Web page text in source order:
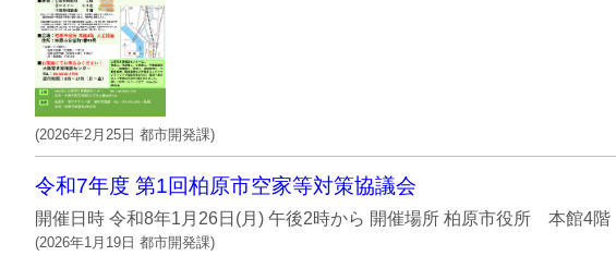
(2026年2月25日 都市開発課)
令和7年度 第1回柏原市空家等対策協議会
開催日時 令和8年1月26日(月) 午後2時から 開催場所 柏原市役所 本館4
(2026年1月19日 都市開発課)